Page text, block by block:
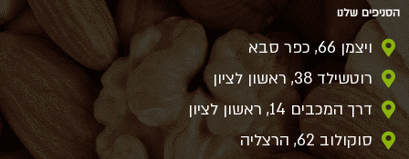
הסניפים שלנו
ויצמן 66, כפר סבא
רוטשילד 38, ראשון לציון
דרך המכבים 14, ראשון לציון
סוקולוב 62, הרצליה